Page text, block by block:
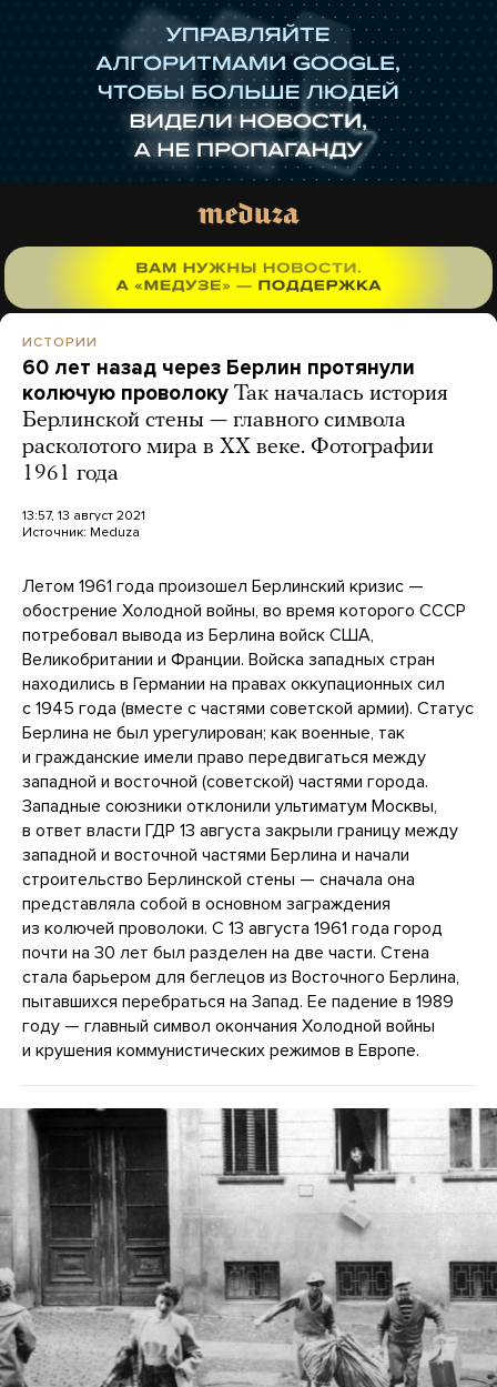
ИСТОРИИ
60 лет назад через Берлин протянули
колючую проволоку Так началась история
Берлинской стены — главного символа
расколотого мира в ХХ веке. Фотографии
1961 года
13:57, 13 август 2021
Источник: Meduza
Летом 1961 года произошел Берлинский кризис —
обострение Холодной войны, во время которого СССР
потребовал вывода из Берлина войск США,
Великобритании и Франции. Войска западных стран
находились в Германии на правах оккупационных сил
с 1945 года (вместе с частями советской армии). Статус
Берлина не был урегулирован; как военные, так
и гражданские имели право передвигаться между
западной и восточной (советской) частями города.
Западные союзники отклонили ультиматум Москвы,
в ответ власти ГДР 13 августа закрыли границу между
западной и восточной частями Берлина и начали
строительство Берлинской стены — сначала она
представляла собой в основном заграждения
из колючей проволоки. С 13 августа 1961 года город
почти на 30 лет был разделен на две части. Стена
стала барьером для беглецов из Восточного Берлина,
пытавшихся перебраться на Запад. Ее падение в 1989
году — главный символ окончания Холодной войны
и крушения коммунистических режимов в Европе.